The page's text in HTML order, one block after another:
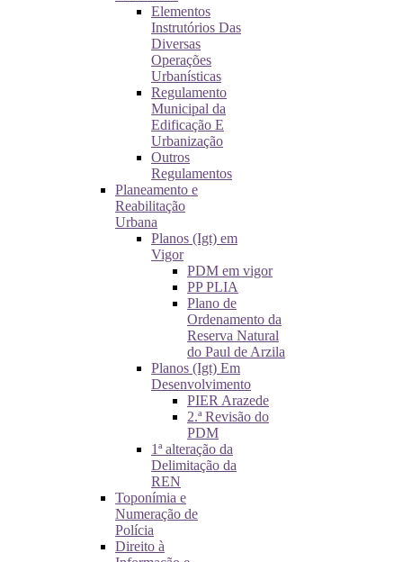
Elementos
Instrutórios Das
Diversas
Operações
Urbanísticas
Regulamento
Municipal da
Edificação E
Urbanização
Outros
Regulamentos
Planeamento e
Reabilitação
Urbana
Planos (Igt) em
Vigor
PDM em vigor
PP PLIA
Plano de
Ordenamento da
Reserva Natural
do Paul de Arzila
Planos (Igt) Em
Desenvolvimento
PIER Arazede
2.ª Revisão do
PDM
1ª alteração da
Delimitação da
REN
Toponímia e
Numeração de
Polícia
Direito à